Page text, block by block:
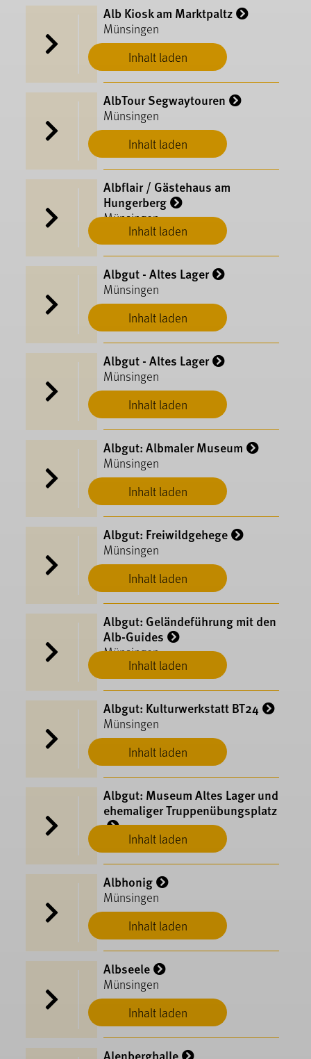
Inhalt laden
Alb Kiosk am Marktpaltz
Münsingen
Inhalt laden
AlbTour Segwaytouren
Münsingen
Inhalt laden
Albflair / Gästehaus am
Hungerberg
Münsingen
Inhalt laden
Albgut - Altes Lager
Münsingen
Inhalt laden
Albgut - Altes Lager
Münsingen
Inhalt laden
Albgut: Albmaler Museum
Münsingen
Inhalt laden
Albgut: Freiwildgehege
Münsingen
Inhalt laden
Albgut: Geländeführung mit den
Alb-Guides
Münsingen
Inhalt laden
Albgut: Kulturwerkstatt BT24
Münsingen
Inhalt laden
Albgut: Museum Altes Lager und
ehemaliger Truppenübungsplatz
Münsingen
Inhalt laden
Albhonig
Münsingen
Inhalt laden
Albseele
Münsingen
Alenberghalle